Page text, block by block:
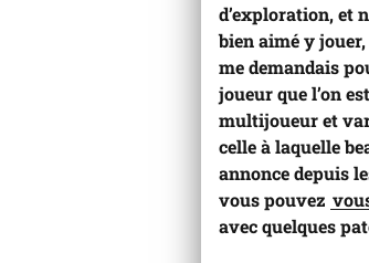
d’exploration, et
bien aimé y
me demandais
joueur que l’on
multijoueur et
celle à laquelle
annonce depuis
vous pouvez
avec quelques